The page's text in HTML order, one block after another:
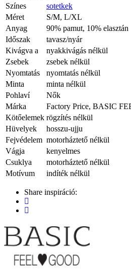
Színes
sotetkek
Méret
S/M, L/XL
Anyag
90% pamut, 10% elasztán
Időszak
tavasz/nyár
Kivágva a
nyakkivágás nélkül
Zsebek
zsebek nélkül
Nyomtatás
nyomtatás nélkül
Minta
minta nélkül
Pohlaví
Nők
Márka
Factory Price, BASIC
Kötőelemek rögzítés nélkül
Hüvelyek
hosszu-ujju
Fejvédelem motorháztető nélkül
Vágja
kenyelmes
Csuklya
motorháztető nélkül
Motívum
indíték nélkül
Share inspiráció: